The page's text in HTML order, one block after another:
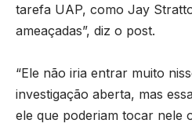
tarefa UAP, como Jay
ameaçadas”, diz o post.
“Ele não iria entrar muito
investigação aberta, mas
ele que poderiam tocar nele